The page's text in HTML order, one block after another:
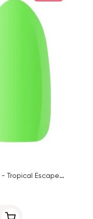
Claresa UV/LED Color Soak Off - Tropical Escape 5, 5g